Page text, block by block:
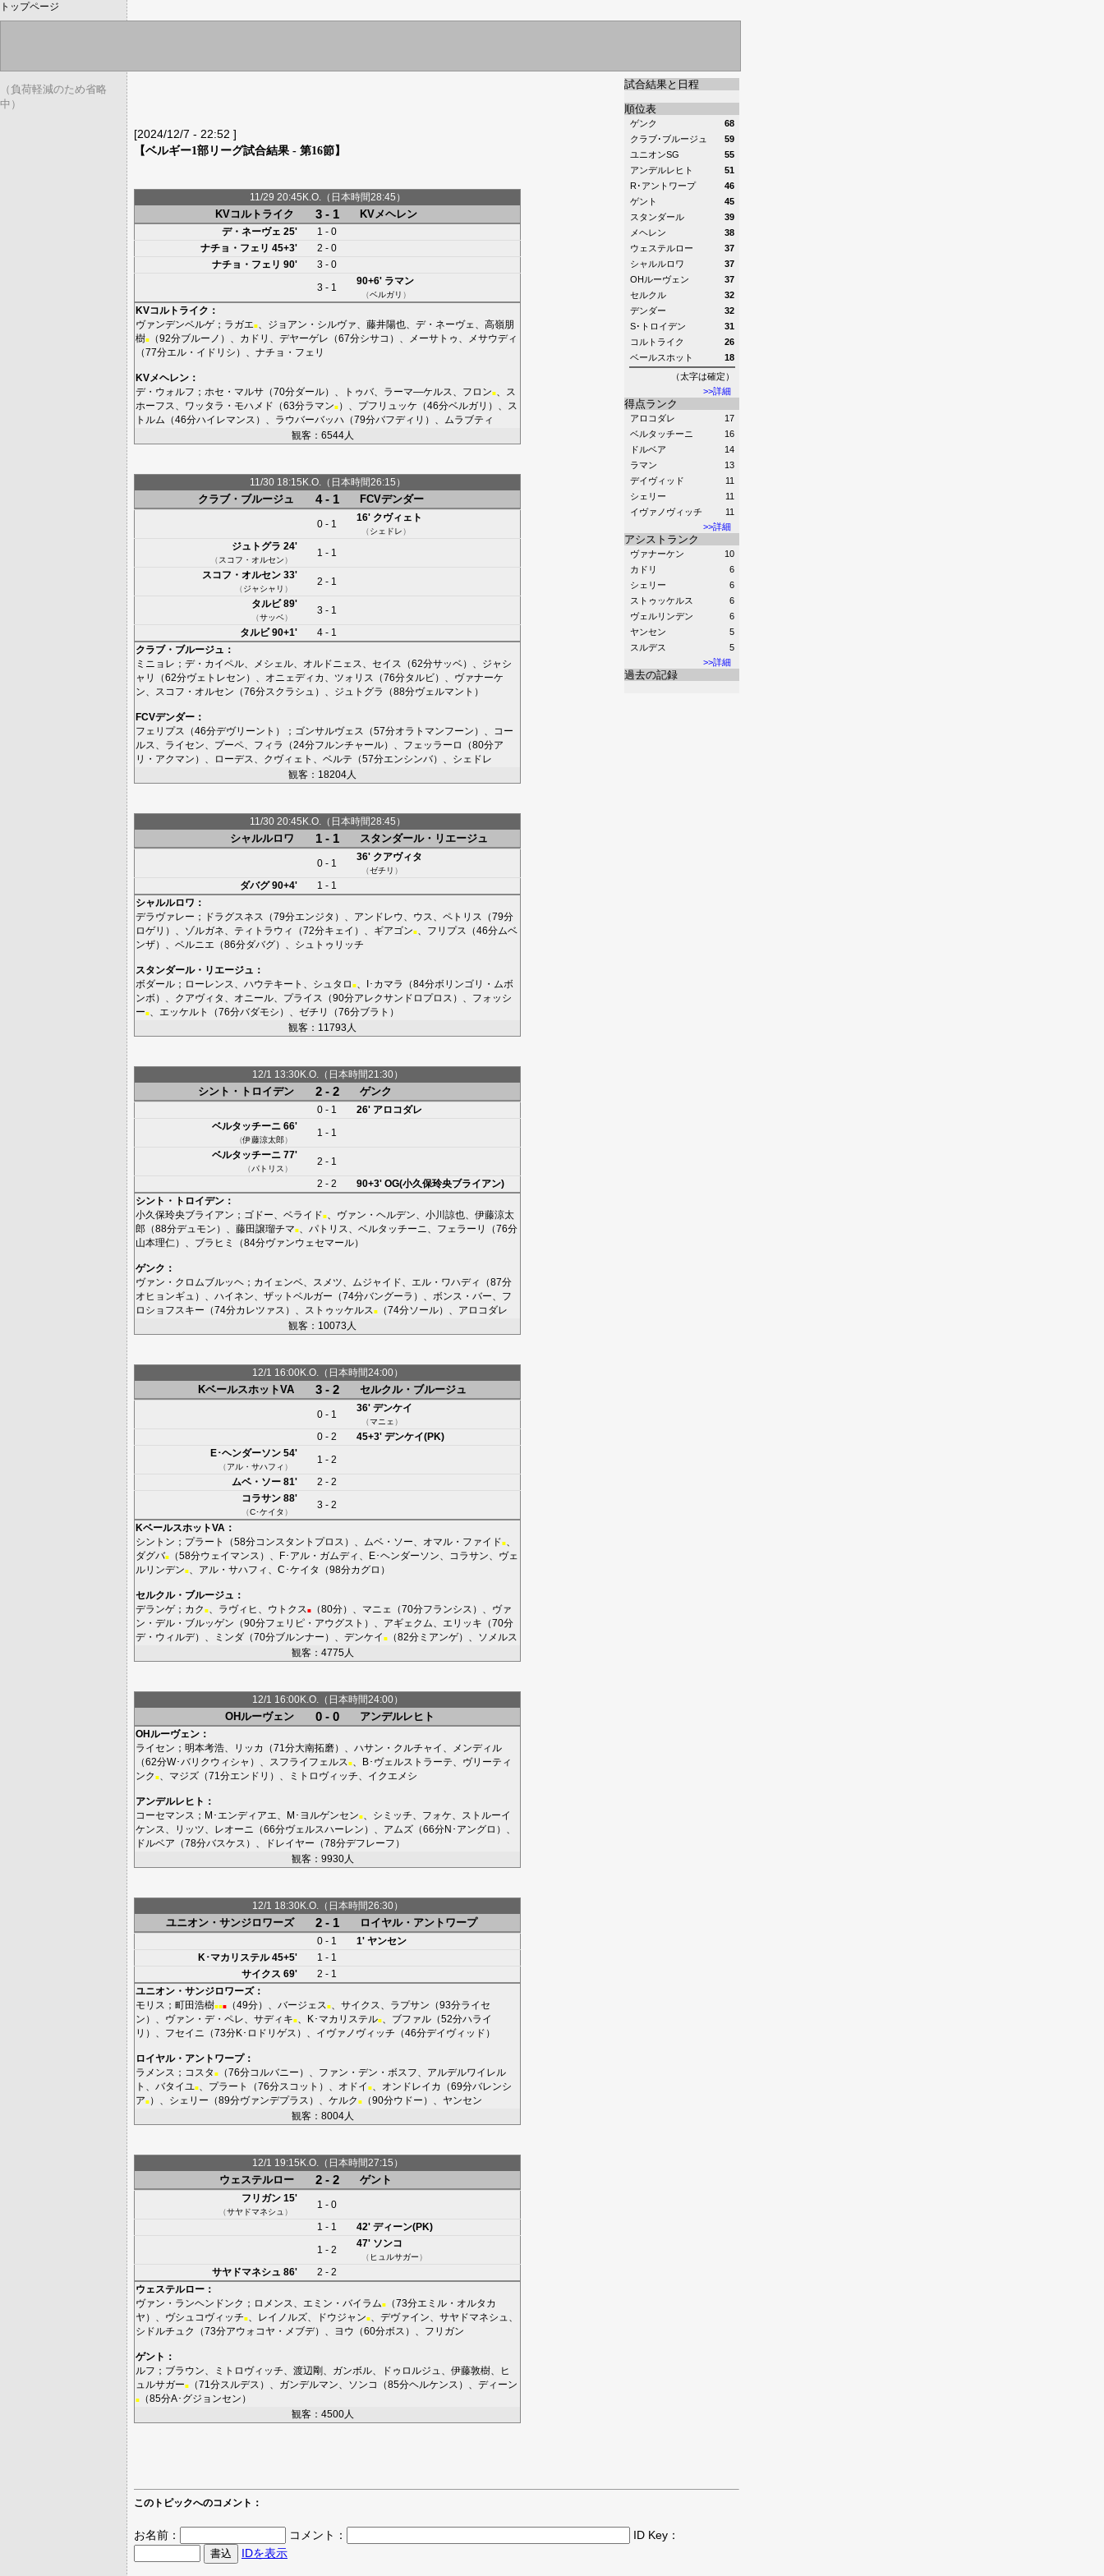
トップページ
（負荷軽減のため省略
中）
試合結果と日程
順位表
>>詳細
ゲンク
68
クラブ･ブルージュ
59
ユニオンSG
55
アンデルレヒト
51
R･アントワープ
46
ゲント
45
スタンダール
39
メヘレン
38
ウェステルロー
37
シャルルロワ
37
OHルーヴェン
37
セルクル
32
デンダー
32
S･トロイデン
31
コルトライク
26
ベールスホット
18
（太字は確定）
得点ランク
>>詳細
アロコダレ
17
ベルタッチーニ
16
ドルベア
14
ラマン
13
デイヴィッド
11
シェリー
11
イヴァノヴィッチ
11
アシストランク
>>詳細
ヴァナーケン
10
カドリ
6
シェリー
6
ストゥッケルス
6
ヴェルリンデン
6
ヤンセン
5
スルデス
5
過去の記録
[2024/12/7 - 22:52 ]
【ベルギー1部リーグ試合結果 - 第16節】
11/29 20:45K.O.（日本時間28:45）
KVコルトライク 3 - 1 KVメヘレン
デ・ネーヴェ 25'
1 - 0
ナチョ・フェリ 45+3'
2 - 0
ナチョ・フェリ 90'
3 - 0
3 - 1
90+6' ラマン
（ベルガリ ）
KVコルトライク ：
ヴァンデンベルゲ； ラガエ■ ジョアン・シルヴァ 藤井陽也 デ・ネーヴェ
高嶺朋
樹■ （92分ブルーノ ）、 カドリ デヤーゲレ （67分シサコ ）、 メーサトゥ
メサウディ
（77分エル・イドリシ ）、 ナチョ・フェリ
KVメヘレン ：
デ・ウォルフ ； ホセ・マルサ （70分ダール）、 トゥバ、 ラーマ―ケルス フロン■
ス
ホーフス
ワッタラ・モハメド （63分ラマン■ ）、 プフリュッケ （46分ベルガリ ）、
ス
トルム （46分ハイレマンス ）、 ラウバーバッハ （79分バフディリ ）、
ムラブティ
観客：6544人
11/30 18:15K.O.（日本時間26:15）
クラブ・ブルージュ 4 - 1 FCVデンダー
0 - 1
16' クヴィェト
（シェドレ）
ジュトグラ 24'
（スコフ・オルセン）
1 - 1
スコフ・オルセン 33'
（ジャシャリ ）
2 - 1
タルビ89'
（サッベ）
3 - 1
タルビ90+1'
4 - 1
クラブ・ブルージュ ：
ミニョレ ； デ・カイペル メシェル オルドニェス セイス （62分サッベ）、 ジャシ
ャリ
（62分ヴェトレセン ）、 オニェディカ ツォリス （76分タルビ）、 ヴァナーケ
ン
スコフ・オルセン （76分スクラシュ ）、 ジュトグラ （88分ヴェルマント ）
FCVデンダー ：
フェリプス
（46分デヴリーント ）； ゴンサルヴェス （57分オラトマンフーン ）、
コー
ルス
ライセン プーペ フィラ （24分フルンチャール）、 フェッラーロ （80分ア
リ・アクマン ）、 ローデス クヴィェト ベルテ （57分エンシンバ）、 シェドレ
観客：18204人
11/30 20:45K.O.（日本時間28:45）
シャルルロワ 1 - 1 スタンダール・リエージュ
0 - 1
36' クアヴィタ
（ゼチリ ）
ダバグ90+4'
1 - 1
シャルルロワ ：
デラヴァレー ； ドラグスネス （79分エンジタ ）、 アンドレウ ウス ペトリス
（79分
ロゲリ ）、 ゾルガネ ティトラウィ （72分キェイ ）、 ギアゴン■ フリプス （46分ムベ
ンザ）、 ベルニエ （86分ダバグ）、 シュトゥリッチ
スタンダール・リエージュ ：
ボダール ； ローレンス ハウテキート シュタロ ■ I･カマラ （84分ボリンゴリ・ムボ
ンボ ）、 クアヴィタ オニール プライス （90分アレクサンドロプロス ）、 フォッシ
ー■ エッケルト （76分バダモシ ）、 ゼチリ （76分ブラト ）
観客：11793人
12/1 13:30K.O.（日本時間21:30）
シント・トロイデン 2 - 2 ゲンク
0 - 1 26' アロコダレ
ベルタッチーニ 66'
（伊藤涼太郎）
1 - 1
ベルタッチーニ 77'
（パトリス ）
2 - 1
2 - 2
90+3' OG(小久保玲央ブライアン)
シント・トロイデン ：
小久保玲央ブライアン ； ゴドー ベライド■ ヴァン・ヘルデン 小川諒也
伊藤涼太
郎 （88分デュモン ）、 藤田譲瑠チマ■ パトリス ベルタッチーニ フェラーリ
（76分
山本理仁 ）、 ブラヒミ （84分ヴァンウェセマール）
ゲンク ：
ヴァン・クロムブルッヘ ； カイェンベ スメツ ムジャイド エル・ワハディ
（87分
オヒョンギュ ）、 ハイネン ザットベルガー （74分バングーラ ）、 ボンス・バー
フ
ロショフスキー （74分カレツァス ）、 ストゥッケルス ■ （74分ソール）、 アロコダレ
観客：10073人
12/1 16:00K.O.（日本時間24:00）
KベールスホットVA 3 - 2 セルクル・ブルージュ
0 - 1
36' デンケイ
（マニェ ）
0 - 2 45+3' デンケイ(PK)
E･ヘンダーソン 54'
（アル・サハフィ ）
1 - 2
ムベ・ソー 81'
2 - 2
コラサン 88'
（C･ケイタ）
3 - 2
KベールスホットVA ：
シントン ； プラート （58分コンスタントプロス ）、 ムベ・ソー オマル・ファイド■
ダグバ■ （58分ウェイマンス ）、 F･アル・ガムディ E･ヘンダーソン コラサン
ヴェ
ルリンデン■ アル・サハフィ C･ケイタ （98分カグロ ）
セルクル・ブルージュ ：
デランゲ； カク ■ ラヴィヒ ウトクス ■ （80分）、 マニェ （70分フランシス ）、 ヴァ
ン・デル・ブルッゲン （90分フェリピ・アウグスト ）、 アギェクム エリッキ （70分
デ・ウィルデ）、 ミンダ （70分ブルンナー ）、 デンケイ ■ （82分 ミアンゲ）、 ソメルス
観客：4775人
12/1 16:00K.O.（日本時間24:00）
OHルーヴェン 0 - 0 アンデルレヒト
OHルーヴェン ：
ライセン ； 明本考浩 リッカ （71分大南拓磨）、 ハサン・クルチャイ
メンディル
（62分W･バリクウィシャ ）、 スフライフェルス ■ B･ヴェルストラーテ
ヴリーティ
ンク ■ マジズ （71分エンドリ ）、 ミトロヴィッチ イクエメシ
アンデルレヒト ：
コーセマンス ； M･エンディアエ M･ヨルゲンセン■ シミッチ フォケ
ストルーイ
ケンス
リッツ レオーニ （66分ヴェルスハーレン ）、 アムズ （66分N･アングロ ）、
ドルベア （78分バスケス ）、 ドレイヤー （78分デフレーフ ）
観客：9930人
12/1 18:30K.O.（日本時間26:30）
ユニオン・サンジロワーズ 2 - 1 ロイヤル・アントワープ
0 - 1 1' ヤンセン
K･マカリステル45+5'
1 - 1
サイクス 69'
2 - 1
ユニオン・サンジロワーズ：
モリス ； 町田浩樹■■■ （49分）、 バージェス ■ サイクス ラプサン （93分ライセ
ン ）、 ヴァン・デ・ペレ サディキ■ K･マカリステル■ ブファル （52分ハライ
リ ）、 フセイニ （73分K･ロドリゲス ）、 イヴァノヴィッチ （46分デイヴィッド ）
ロイヤル・アントワープ：
ラメンス ； コスタ ■ （76分コルバニー ）、 ファン・デン・ボスフ
アルデルワイレル
ト
バタイユ ■ プラート （76分スコット ）、 オドイ ■ オンドレイカ （69分バレンシ
ア■ ）、 シェリー （89分ヴァンデプラス ）、 ケルク ■ （90分ウドー ）、 ヤンセン
観客：8004人
12/1 19:15K.O.（日本時間27:15）
ウェステルロー 2 - 2 ゲント
フリガン 15'
（サヤドマネシュ ）
1 - 0
1 - 1
42' ディーン(PK)
1 - 2
47' ソンコ
（ ヒュルサガー）
サヤドマネシュ 86'
2 - 2
ウェステルロー ：
ヴァン・ランヘンドンク ； ロメンス エミン・バイラム■ （73分エミル・オルタカ
ヤ ）、 ヴシュコヴィッチ■ レイノルズ ドウジャン■ デヴァイン サヤドマネシュ
シドルチュク
（73分アウォコヤ・メブデ）、 ヨウ （60分ボス ）、 フリガン
ゲント ：
ルフ ； ブラウン ミトロヴィッチ 渡辺剛 ガンボル ドゥロルジュ 伊藤敦樹
ヒ
ュルサガー■ （71分スルデス ）、 ガンデルマン ソンコ （85分ヘルケンス ）、 ディーン
■ （85分A･グジョンセン ）
観客：4500人
このトピックへのコメント：
お名前： コメント：
ID Key：
IDを表示